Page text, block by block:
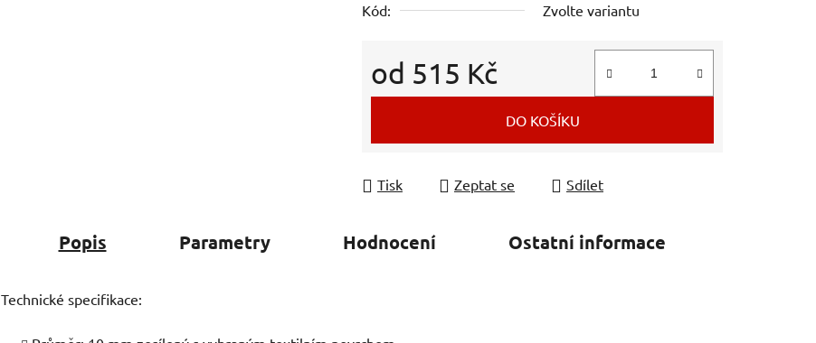
Kód:
Zvolte variantu
od 515 Kč
Měrná cena:
DO KOŠÍKU
Tisk Zeptat se Sdílet
Popis Parametry Hodnocení Ostatní informace
Technické specifikace: